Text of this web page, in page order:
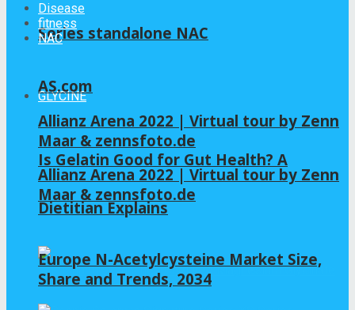
Series standalone NAC
GLYCINE
Is Gelatin Good for Gut Health? A
Dietitian Explains
Disease
fitness
NAC
AS.com
Allianz Arena 2022 | Virtual tour by Zenn
Maar & zennsfoto.de
Allianz Arena 2022 | Virtual tour by Zenn
Maar & zennsfoto.de
Europe N-Acetylcysteine Market Size,
Share and Trends, 2034